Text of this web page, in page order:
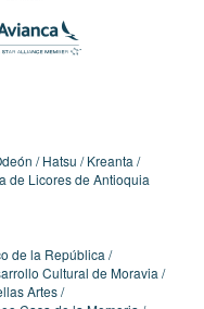
Hatsu
Kreanta
de Licores de Antioquia
de la República
Cultural de Moravia
Artes